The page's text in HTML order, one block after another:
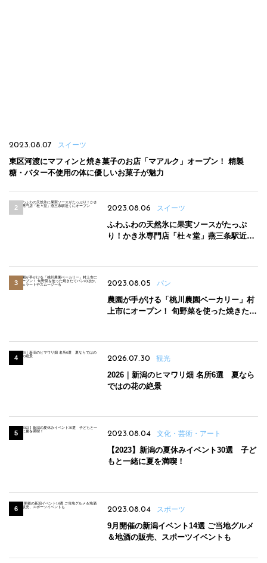
2023.08.07 スイーツ
東区河渡にマフィンと焼き菓子のお店「マアルク」オープン！ 精製
糖・バター不使用の体に優しいお菓子が魅力
2023.08.06 スイーツ
ふわふわの天然氷に果実ソースがたっぷ
り！かき氷専門店「杜々堂」燕三条駅近く
2023.08.05 パン
農園が手がける「桃川農園ベーカリー」村
上市にオープン！ 旬野菜を使った焼きたて
2026.07.30 観光
2026｜新潟のヒマワリ畑 名所6選 夏なら
ではの花の絶景
2023.08.04 文化・芸術・アート
【2023】新潟の夏休みイベント30選 子ど
もと一緒に夏を満喫！
2023.08.04 スポーツ
9月開催の新潟イベント14選 ご当地グルメ
＆地酒の販売、スポーツイベントも